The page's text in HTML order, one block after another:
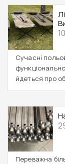
Сучасні
йдеться про
Переважна